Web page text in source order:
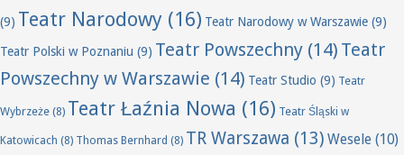
(9) Teatr Narodowy (16) Teatr Narodowy w Warszawie (9)
Teatr Polski w Poznaniu (9) Teatr Powszechny (14) Teatr
Powszechny w Warszawie (14) Teatr Studio (9) Teatr
Wybrzeże (8) Teatr Łaźnia Nowa (16) Teatr Śląski w
Katowicach (8) Thomas Bernhard (8) TR Warszawa (13) Wesele (10)